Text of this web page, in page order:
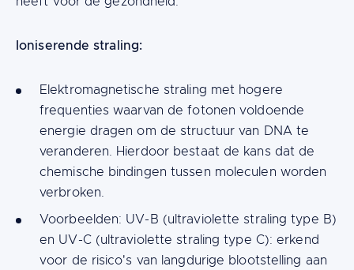
Ioniserende straling:
Elektromagnetische straling met hogere
frequenties waarvan de fotonen voldoende
energie dragen om de structuur van DNA te
veranderen. Hierdoor bestaat de kans dat de
chemische bindingen tussen moleculen worden
verbroken.
Voorbeelden: UV-B (ultraviolette straling type B)
en UV-C (ultraviolette straling type C): erkend
voor de risico's van langdurige blootstelling aan